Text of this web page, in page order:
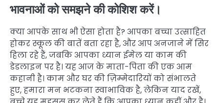
भावनाओं को समझने की कोशिश करें।
क्या आपके साथ भी ऐसा होता है? आपका बच्चा उत्साहित
होकर स्कूल की बातें बता रहा है, और आप अनजाने में सिर
हिला रहे हैं, जबकि आपका ध्यान ईमेल या काम की
डेडलाइन पर है। यह आज के माता-पिता की एक आम
कहानी है। काम और घर की ज़िम्मेदारियों को संभालते
हुए, हमारा मन भटकना स्वाभाविक है, लेकिन याद रखें,